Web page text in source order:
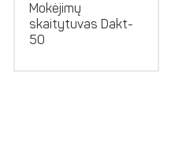
Mokėjimų
skaitytuvas Dakt-
50